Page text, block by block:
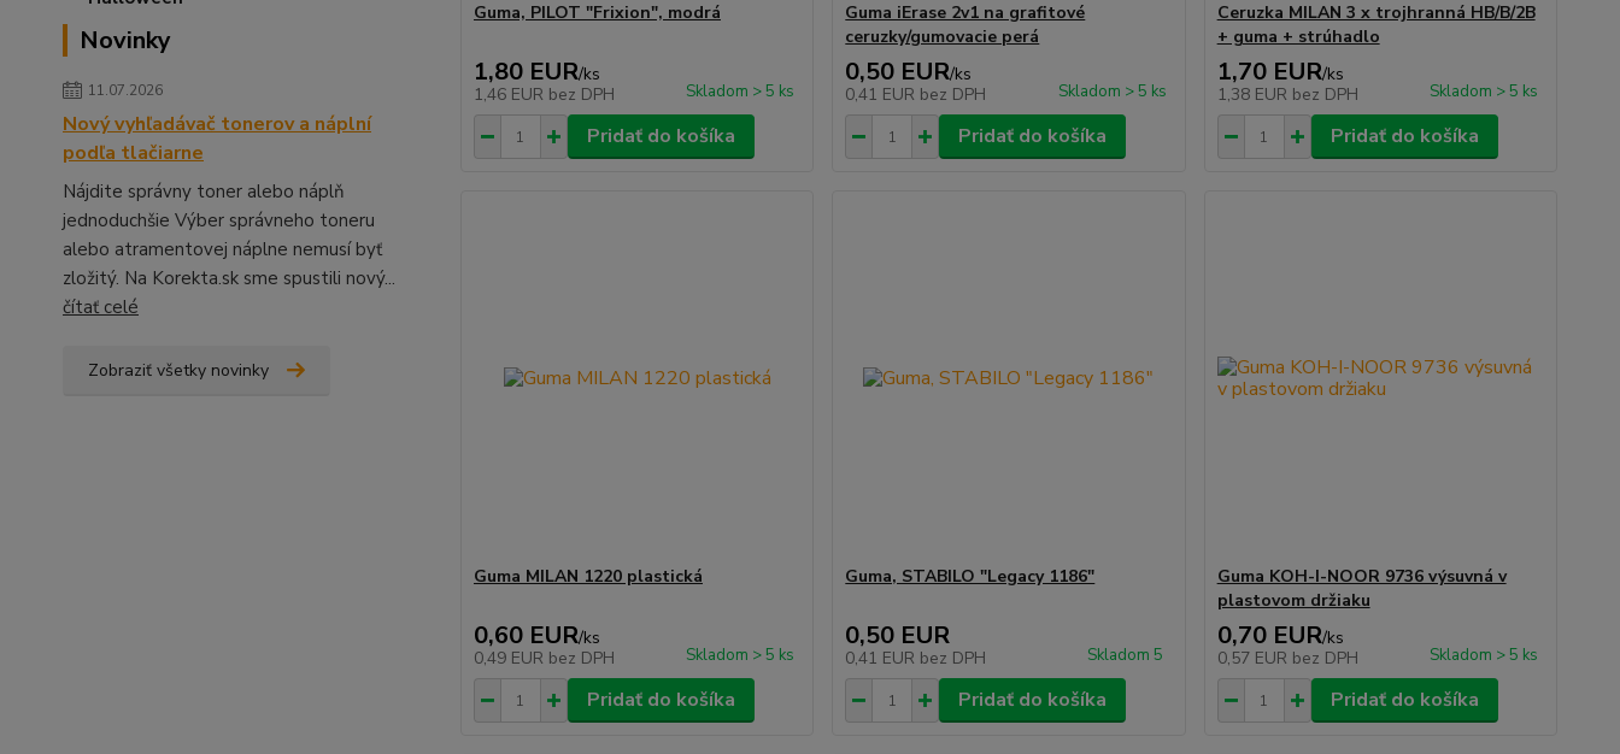
Novinky
11.07.2026
Nový vyhľadávač tonerov a náplní
podľa tlačiarne
Nájdite správny toner alebo náplň
jednoduchšie Výber správneho toneru
alebo atramentovej náplne nemusí byť
zložitý. Na Korekta.sk sme spustili nový...
čítať celé
Zobraziť všetky novinky
Guma, PILOT "Frixion", modrá
1,80 EUR/ks
1,46 EUR bez DPH Skladom > 5 ks
Pridať do košíka
Guma iErase 2v1 na grafitové
ceruzky/gumovacie perá
0,50 EUR/ks
0,41 EUR bez DPH Skladom > 5 ks
Pridať do košíka
Ceruzka MILAN 3 x trojhranná HB/B/2B
+ guma + strúhadlo
1,70 EUR/ks
1,38 EUR bez DPH Skladom > 5 ks
Pridať do košíka
Guma MILAN 1220 plastická
0,60 EUR/ks
0,49 EUR bez DPH Skladom > 5 ks
Pridať do košíka
Guma, STABILO "Legacy 1186"
0,50 EUR
0,41 EUR bez DPH Skladom 5
Pridať do košíka
Guma KOH-I-NOOR 9736 výsuvná v
plastovom držiaku
0,70 EUR/ks
0,57 EUR bez DPH Skladom > 5 ks
Pridať do košíka